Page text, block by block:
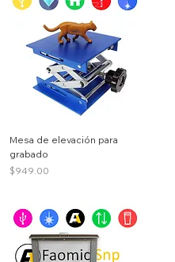
Mesa de elevación para
grabado
Price
$949.00